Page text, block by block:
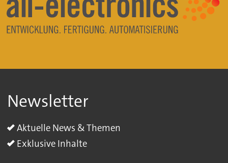
Newsletter
Aktuelle News & Themen
Exklusive Inhalte